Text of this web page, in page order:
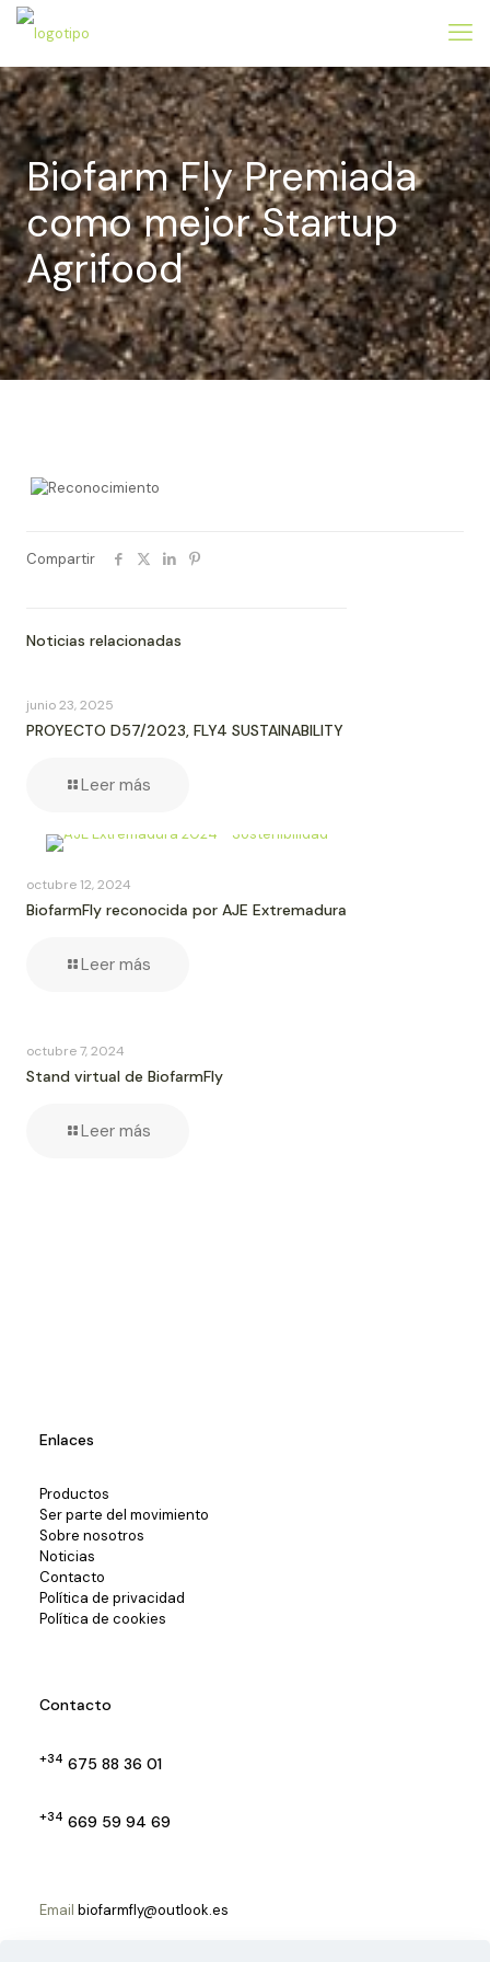
Biofarm Fly Premiada
como mejor Startup
Agrifood
Compartir
Noticias relacionadas
junio 23, 2025
PROYECTO D57/2023, FLY4 SUSTAINABILITY
Leer más
octubre 12, 2024
BiofarmFly reconocida por AJE Extremadura
Leer más
octubre 7, 2024
Stand virtual de BiofarmFly
Leer más
Enlaces
Productos
Ser parte del movimiento
Sobre nosotros
Noticias
Contacto
Política de privacidad
Política de cookies
Contacto
+34 675 88 36 01
+34 669 59 94 69
Email biofarmfly@outlook.es